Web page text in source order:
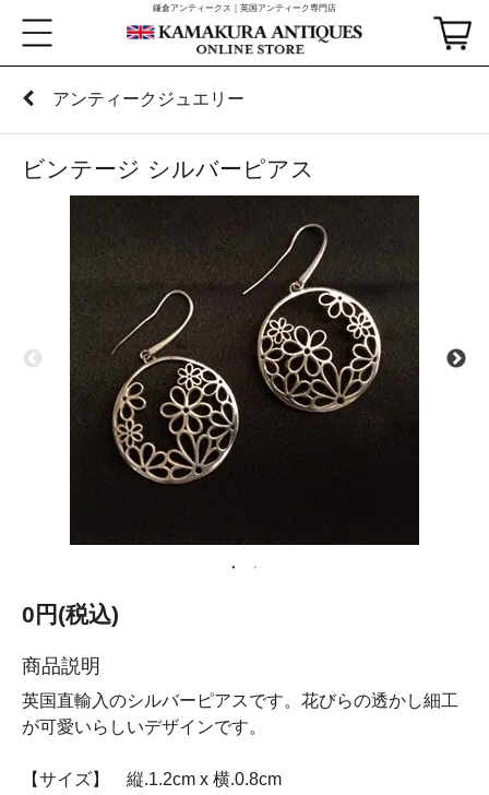
鎌倉アンティークス｜英国アンティーク専門店
アンティークジュエリー
ビンテージ シルバーピアス
0円(税込)
商品説明
英国直輸入のシルバーピアスです。花びらの透かし細工
が可愛いらしいデザインです。
【サイズ】 縦.1.2cm x 横.0.8cm